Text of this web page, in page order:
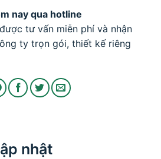
nay qua hotline
tư vấn miễn phí và nhận
ty trọn gói, thiết kế riêng
nhật